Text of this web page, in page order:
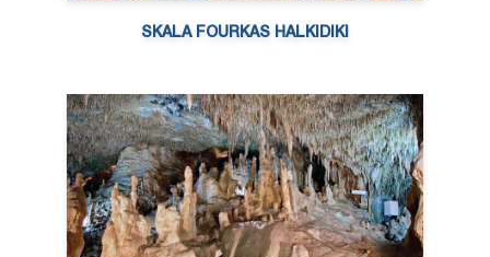
SKALA FOURKAS HALKIDIKI